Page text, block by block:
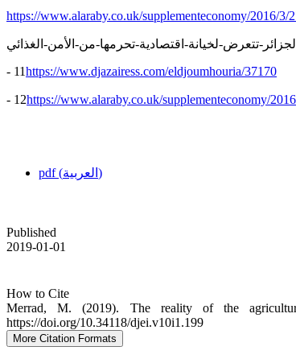
https://www.alaraby.co.uk/supplementeconomy/2016/3/
تتعرض-لخيانة-اقتصادية-تحرمها-من-الأمن-الغذائي
- 11https://www.djazairess.com/eldjoumhouria/37170
- 12https://www.alaraby.co.uk/supplementeconomy/
pdf (العربية)
Published
2019-01-01
How to Cite
Merrad, M. (2019). The reality of the
https://doi.org/10.34118/djei.v10i1.199
More Citation Formats